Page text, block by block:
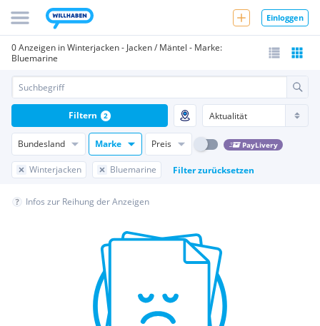
Einloggen
0 Anzeigen in Winterjacken - Jacken / Mäntel - Marke:
Bluemarine
Bundesland Marke Preis PayLivery
Winterjacken Bluemarine Filter zurücksetzen
Filtern 2
Infos zur Reihung der Anzeigen